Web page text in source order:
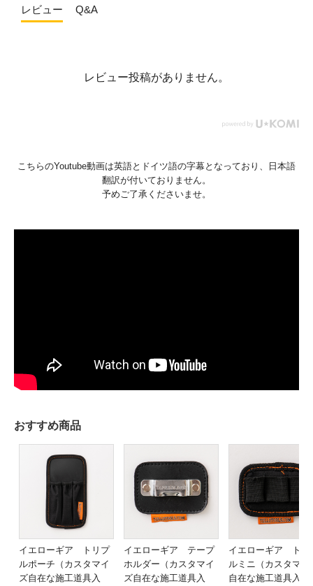
レビュー Q&A
レビュー投稿がありません。
こちらのYoutube動画は英語とドイツ語の字幕となっており、日本語
翻訳が付いておりません。
予めご了承くださいませ。
おすすめ商品
イエローギア トリプ
ルポーチ（カスタマイ
ズ自在な施工道具入
イエローギア テープ
ホルダー（カスタマイ
ズ自在な施工道具入
イエローギア トリ
ルミニ（カスタマイ
自在な施工道具入れ